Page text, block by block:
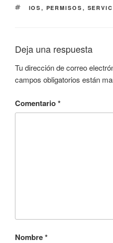
ETIQUETAS
IOS , PERMISOS ,
Deja una respuesta
Tu dirección de correo
campos obligatorios están
Comentario*
Nombre*